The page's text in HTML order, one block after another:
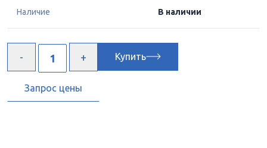
Наличие В наличии
Купить
Запрос цены